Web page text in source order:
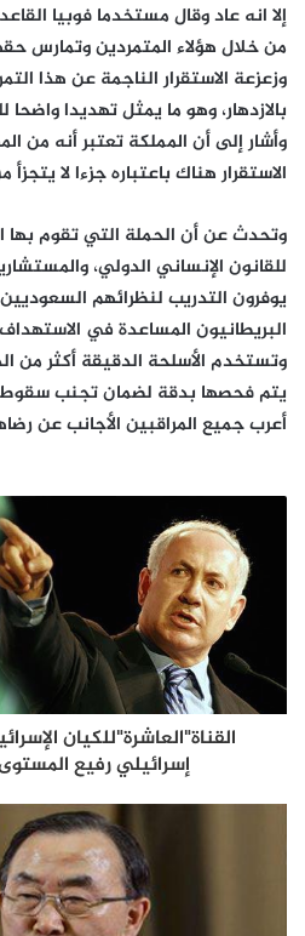
إلا انه عاد وقال مستخدما فوبيا
من خلال هؤلاء المتمردين وتمارس
وزعزعة الاستقرار الناجمة عن هذا
بالازدهار، وهو ما يمثل تهديدا
وأشار إلى أن المملكة تعتبر أنه من
الاستقرار هناك باعتباره جزءا لا
وتحدث عن أن الحملة التي تقوم
للقانون الإنساني الدولي،
يوفرون التدريب لنظرائهم
البريطانيون المساعدة في الاستهداف
وتستخدم الأسلحة الدقيقة أكثر من
يتم فحصها بدقة لضمان تجنب سقوط
أعرب جميع المراقبين الأجانب عن
القناة"العاشرة"للكيان
إسرائيلي رفيع